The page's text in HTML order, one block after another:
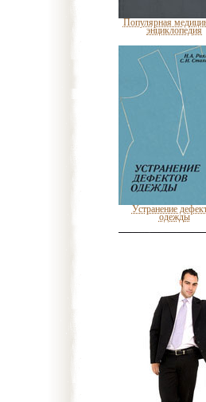
Популярная
энциклопедия
Устранение
одежды
Целебные